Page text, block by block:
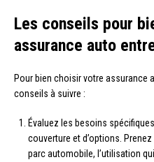
Les conseils pour
assurance auto
Pour bien choisir votre assurance
conseils à suivre :
Évaluez les besoins
couverture et d’options.
parc automobile, l’utilisation